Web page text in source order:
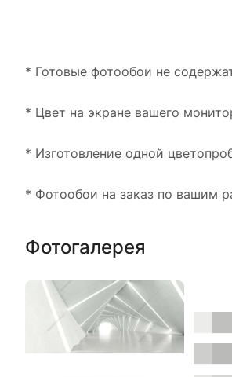
* Готовые фотообои не
* Цвет на экране вашего
* Изготовление одной
* Фотообои на заказ по вашим
Фотогалерея